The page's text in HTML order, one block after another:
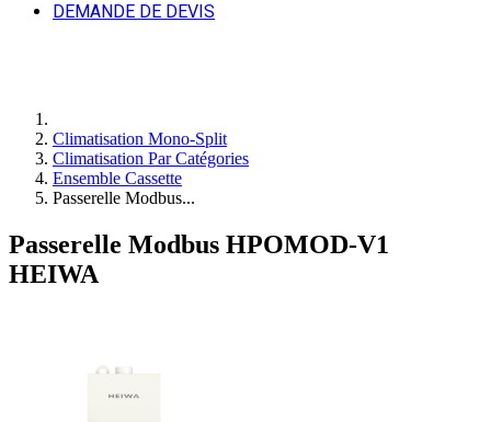
DEMANDE DE DEVIS
Climatisation Mono-Split
Climatisation Par Catégories
Ensemble Cassette
Passerelle Modbus...
Passerelle Modbus HPOMOD-V1
HEIWA